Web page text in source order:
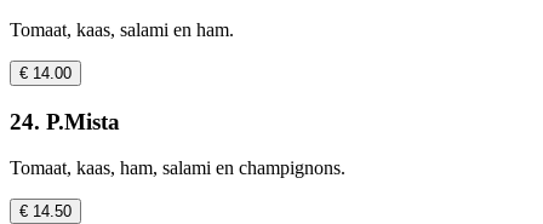
Tomaat, kaas, salami en ham.
€ 14.00
24. P.Mista
Tomaat, kaas, ham, salami en champignons.
€ 14.50